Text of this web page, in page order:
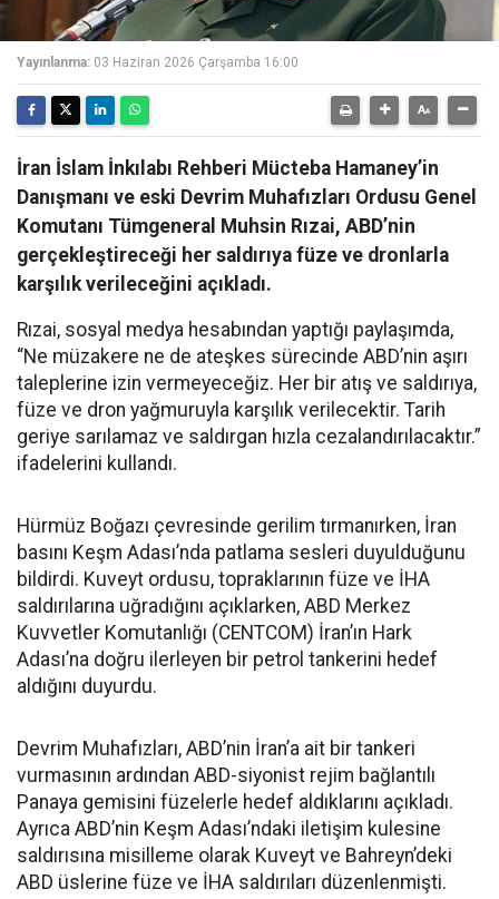
Yayınlanma: 03 Haziran 2026 Çarşamba 16:00
İran İslam İnkılabı Rehberi Mücteba Hamaney’in
Danışmanı ve eski Devrim Muhafızları Ordusu Genel
Komutanı Tümgeneral Muhsin Rızai, ABD’nin
gerçekleştireceği her saldırıya füze ve dronlarla
karşılık verileceğini açıkladı.
Rızai, sosyal medya hesabından yaptığı paylaşımda,
“Ne müzakere ne de ateşkes sürecinde ABD’nin aşırı
taleplerine izin vermeyeceğiz. Her bir atış ve saldırıya,
füze ve dron yağmuruyla karşılık verilecektir. Tarih
geriye sarılamaz ve saldırgan hızla cezalandırılacaktır.”
ifadelerini kullandı.
Hürmüz Boğazı çevresinde gerilim tırmanırken, İran
basını Keşm Adası’nda patlama sesleri duyulduğunu
bildirdi. Kuveyt ordusu, topraklarının füze ve İHA
saldırılarına uğradığını açıklarken, ABD Merkez
Kuvvetler Komutanlığı (CENTCOM) İran’ın Hark
Adası’na doğru ilerleyen bir petrol tankerini hedef
aldığını duyurdu.
Devrim Muhafızları, ABD’nin İran’a ait bir tankeri
vurmasının ardından ABD-siyonist rejim bağlantılı
Panaya gemisini füzelerle hedef aldıklarını açıkladı.
Ayrıca ABD’nin Keşm Adası’ndaki iletişim kulesine
saldırısına misilleme olarak Kuveyt ve Bahreyn’deki
ABD üslerine füze ve İHA saldırıları düzenlenmişti.